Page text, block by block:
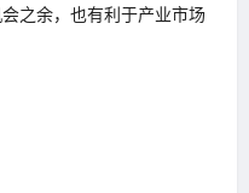
之余，也有利于产业市场